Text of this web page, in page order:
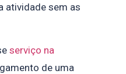
atividade sem as
serviço na
de uma